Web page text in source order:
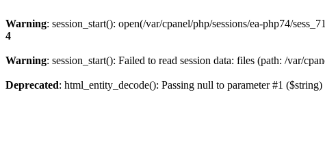
Warning: session_start(): open(/var/cpanel/php/sessions/ea-php74/
4
Warning: session_start(): Failed to read session data: files (path: /var/
Deprecated: html_entity_decode(): Passing null to parameter #1